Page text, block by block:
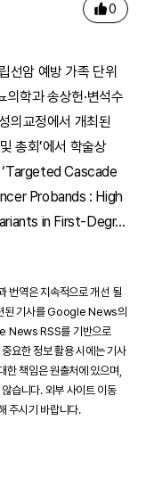
0
선암 예방 가족 단위
학과 송상헌·변석수
의교정에서 개최된
총회’에서 학술상
‘Targeted Cascade
Probands : High
in First-Degr...
번역은 지속적으로 개선 될
된 기사를 Google News의
News RSS를 기반으로
요한 정보 활용 시에는 기사
책임은 원출처에 있으며,
습니다. 외부 사이트 이동
주시기 바랍니다.